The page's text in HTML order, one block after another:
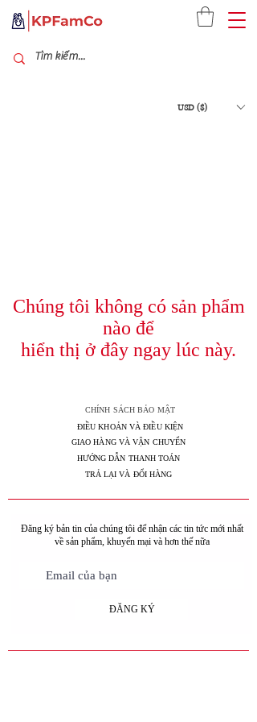
USD ($)
Chúng tôi không có sản phẩm
nào để
hiển thị ở đây ngay lúc này.
CHÍNH SÁCH BẢO MẬT
ĐIỀU KHOẢN VÀ ĐIỀU KIỆN
GIAO HÀNG VÀ VẬN CHUYỂN
HƯỚNG DẪN THANH TOÁN
TRẢ LẠI VÀ ĐỔI HÀNG
Đăng ký bản tin của chúng tôi để nhận các tin tức mới nhất
về sản phẩm, khuyến mại và hơn thế nữa
ĐĂNG KÝ